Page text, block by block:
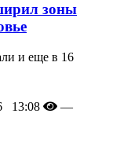
зоны
и еще в 16
13:08 —